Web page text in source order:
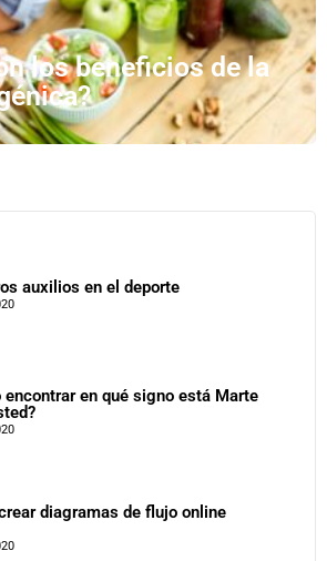
los beneficios de la
auxilios en el deporte
encontrar en qué signo está Marte
diagramas de flujo online